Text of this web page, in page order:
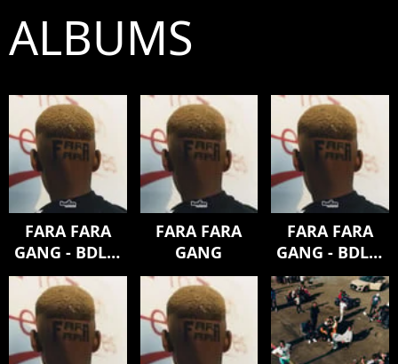
ALBUMS
FARA FARA
GANG - BDLM
EXTENSION
FARA FARA
GANG
FARA FARA
GANG - BDLM
EXTENSION